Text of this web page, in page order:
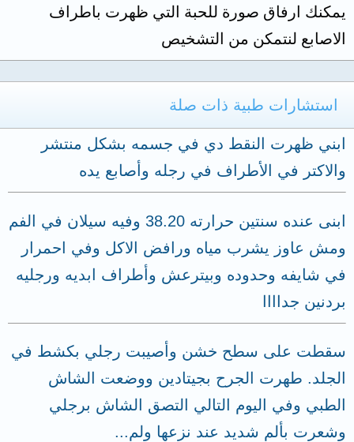
يمكنك ارفاق صورة للحبة التي ظهرت باطراف
الاصابع لنتمكن من التشخيص
استشارات طبية ذات صلة
ابني ظهرت النقط دي في جسمه بشكل منتشر
والاكتر في الأطراف في رجله وأصابع يده
ابنى عنده سنتين حرارته 38.20 وفيه سيلان في الفم
ومش عاوز يشرب مياه ورافض الاكل وفي احمرار
في شايفه وحدوده وبيترعش وأطراف ابديه ورجليه
بردنين جداااا
سقطت على سطح خشن وأصيبت رجلي بكشط في
الجلد. طهرت الجرح بجيتادين ووضعت الشاش
الطبي وفي اليوم التالي التصق الشاش برجلي
وشعرت بألم شديد عند نزعها ولم...